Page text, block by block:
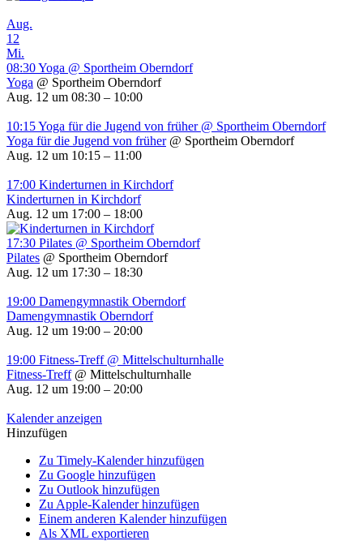
Aug.
12
Mi.
08:30Yoga @ Sportheim Oberndorf
Yoga @ Sportheim Oberndorf
Aug. 12 um 08:30 – 10:00
10:15Yoga für die Jugend von früher @ Sportheim Oberndorf
Yoga für die Jugend von früher @ Sportheim Oberndorf
Aug. 12 um 10:15 – 11:00
17:00 Kinderturnen in Kirchdorf
Kinderturnen in Kirchdorf
Aug. 12 um 17:00 – 18:00
17:30 Pilates @ Sportheim Oberndorf
Pilates @ Sportheim Oberndorf
Aug. 12 um 17:30 – 18:30
19:00 Damengymnastik Oberndorf
Damengymnastik Oberndorf
Aug. 12 um 19:00 – 20:00
19:00 Fitness-Treff @ Mittelschulturnhalle
Fitness-Treff @ Mittelschulturnhalle
Aug. 12 um 19:00 – 20:00
Kalender anzeigen
Hinzufügen
Zu Timely-Kalender hinzufügen
Zu Google hinzufügen
Zu Outlook hinzufügen
Zu Apple-Kalender hinzufügen
Einem anderen Kalender hinzufügen
Als XML exportieren